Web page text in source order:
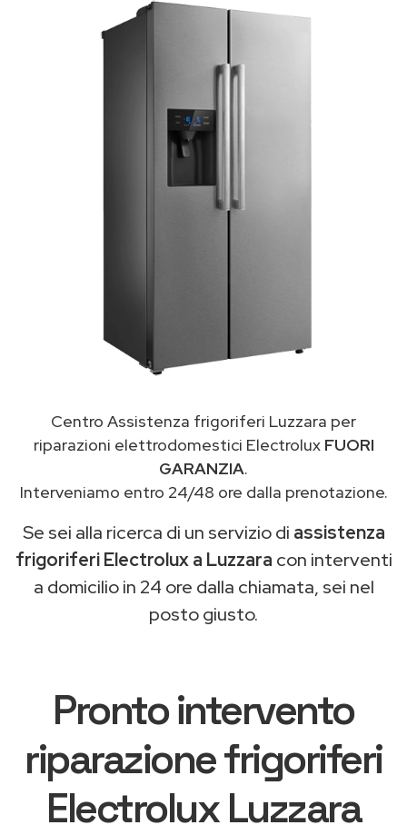
Centro Assistenza frigoriferi Luzzara per
riparazioni elettrodomestici Electrolux FUORI
GARANZIA.
Interveniamo entro 24/48 ore dalla prenotazione.
Se sei alla ricerca di un servizio di assistenza
frigoriferi Electrolux a Luzzara con interventi
a domicilio in 24 ore dalla chiamata, sei nel
posto giusto.
Pronto intervento
riparazione frigoriferi
Electrolux Luzzara